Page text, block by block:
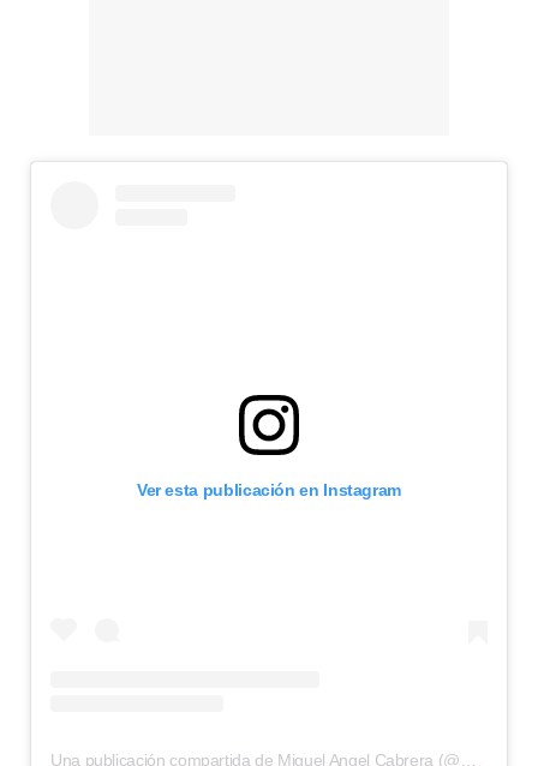
Ver esta publicación en Instagram
Una publicación compartida de Miguel Angel Cabrera (@mcabreraj)